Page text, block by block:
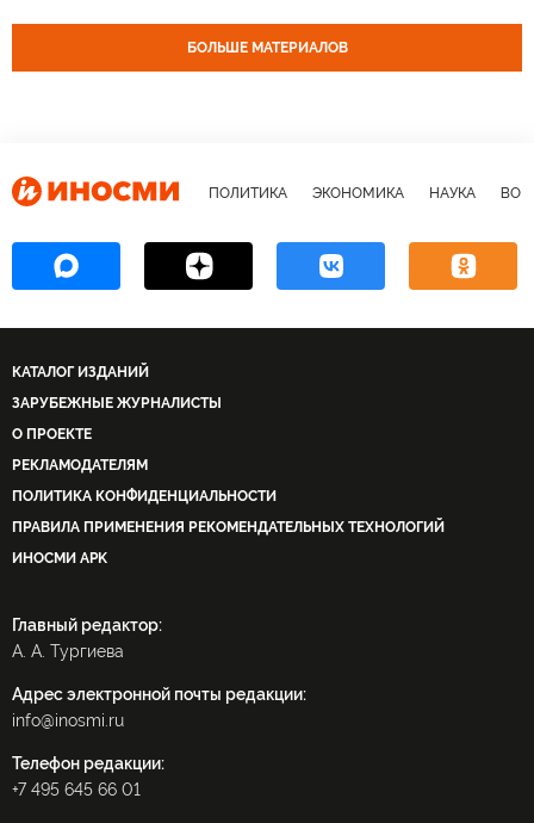
БОЛЬШЕ МАТЕРИАЛОВ
ПОЛИТИКА ЭКОНОМИКА НАУКА
КАТАЛОГ ИЗДАНИЙ
ЗАРУБЕЖНЫЕ ЖУРНАЛИСТЫ
О ПРОЕКТЕ
РЕКЛАМОДАТЕЛЯМ
ПОЛИТИКА КОНФИДЕНЦИАЛЬНОСТИ
ПРАВИЛА ПРИМЕНЕНИЯ РЕКОМЕНДАТЕЛЬНЫХ ТЕХНОЛОГИЙ
ИНОСМИ APK
Главный редактор:
А. А. Тургиева
Адрес электронной почты редакции:
info@inosmi.ru
Телефон редакции:
+7 495 645 66 01